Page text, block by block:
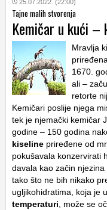
25.07.2022. (22:00)
Tajne malih stvorenja
Kemičar u kući –
Mravlja
1670.
ali –
retorte
Kemičari poslije njega
tek je njemački kemičar
godine – 150 godina
kiseline priređene od
pokušavala konzervirati
davala kao začin
tako što ne bih nikako
ugljikohidratima, koja je
temperaturi , može se